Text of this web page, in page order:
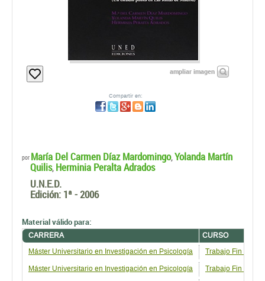
ampliar imagen
Compartir en:
por María Del Carmen Díaz Mardomingo,Yolanda Martín
Quilis, Herminia Peralta Adrados
U.N.E.D.
Edición: 1ª - 2006
Material válido para:
CARRERA
CURSO
Máster Universitario en Investigación en Psicología
Trabajo Fin de
Máster Universitario en Investigación en Psicología Trabajo Fin de